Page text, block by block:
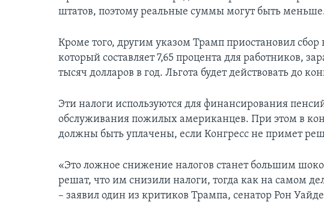
штатов, поэтому реальные суммы могут быть
Кроме того, другим указом Трамп приостановил сбор
который составляет 7,65 процента для работников,
тысяч долларов в год. Льгота будет действовать до
Эти налоги используются для финансирования
обслуживания пожилых американцев. При этом в
должны быть уплачены, если Конгресс не примет
«Это ложное снижение налогов станет большим
решат, что им снизили налоги, тогда как на самом
– заявил один из критиков Трампа, сенатор Рон